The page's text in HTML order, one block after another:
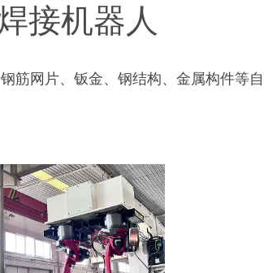
接机器人
筋网片、钣金、钢结构、金属构件等